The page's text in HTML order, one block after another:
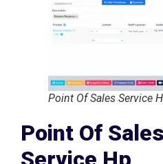
Point Of Sales Service
Point Of
Service Hp